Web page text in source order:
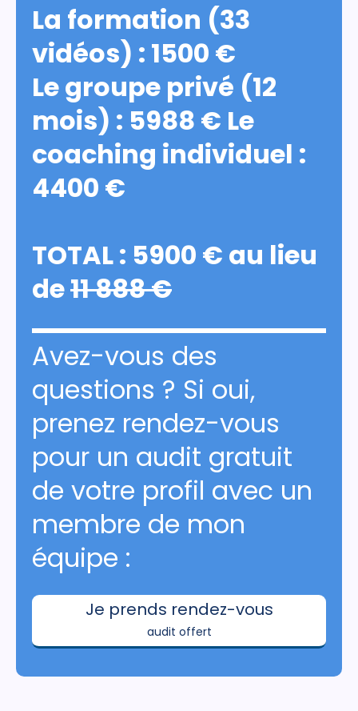
La formation (33
vidéos) : 1500 €
Le groupe privé (12
mois) : 5988 € Le
coaching individuel :
4400 €
TOTAL : 5900 € au lieu
de11 888 €
Avez-vous des
questions ? Si oui,
prenez rendez-vous
pour un audit gratuit
de votre profil avec un
membre de mon
équipe :
Je prends rendez-vous
audit offert